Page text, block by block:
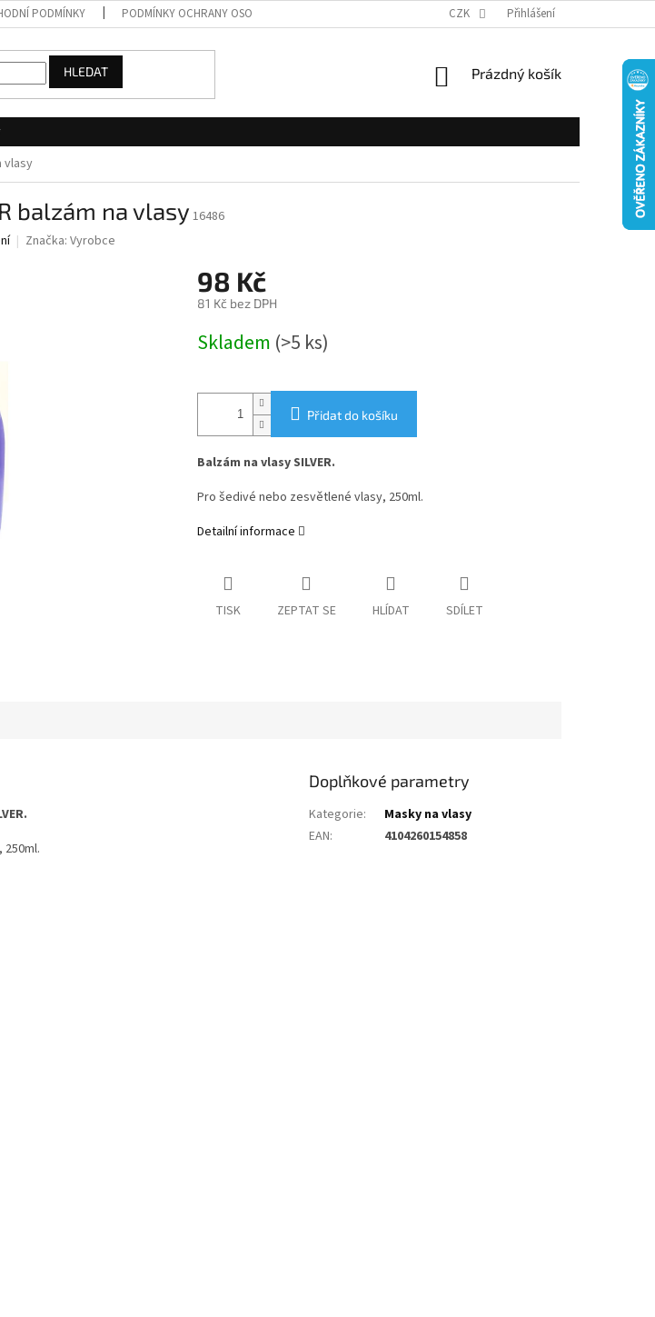
PODMÍNKY PODMÍNKY OCHRANY OSOBNÍCH ÚDAJŮ CZK Přihlášení
HLEDAT
NÁKUPNÍ
Prázdný košík
vlasy
balzám na vlasy 16486
Značka: Vyrobce
98 Kč
81 Kč bez DPH
cena:
Skladem (>5 ks)
Přidat do košíku
Balzám na vlasy SILVER.
Pro šedivé nebo zesvětlené vlasy, 250ml.
Detailní informace
TISK ZEPTAT SE HLÍDAT SDÍLET
Doplňkové parametry
Kategorie:
Masky na vlasy
EAN: 4104260154858